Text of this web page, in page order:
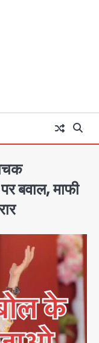
बवाल, माफी